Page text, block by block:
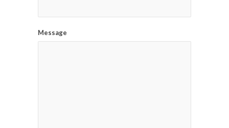
Message